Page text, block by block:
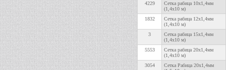
4229
Сетка рабица 10х1,4мм
(1,4х10 м)
1832
Сетка рабица 12х1,4мм
(1,4х10 м)
3
Сетка рабица 15х1,4мм
(1,4х10 м)
5553
Сетка рабица 20х1,4мм
(1,4х10 м)
3054
Сетка Рабица 20х1,4мм